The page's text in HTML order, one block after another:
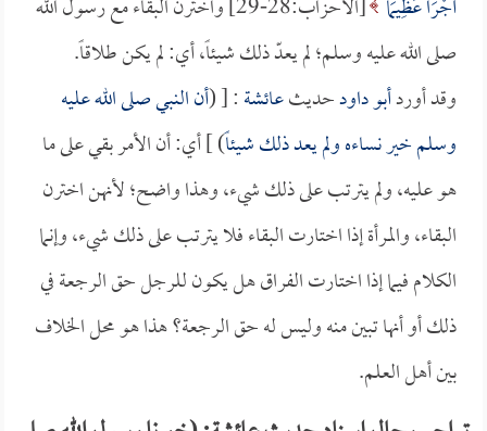
أَجْرَاً عَظِيمَاً
[الأحزاب:28-29] واخترن البقاء مع رسول الله
صلى الله عليه وسلم؛ لم يعدّ ذلك شيئاً، أي: لم يكن طلاقاً.
وقد أوردأبو داودحديثعائشة: [ (أن النبي صلى الله عليه
وسلم خير نساءه ولم يعد ذلك شيئاً) ] أي: أن الأمر بقي على ما
هو عليه، ولم يترتب على ذلك شيء، وهذا واضح؛ لأنهن اخترن
البقاء، والمرأة إذا اختارت البقاء فلا يترتب على ذلك شيء، وإنما
الكلام فيما إذا اختارت الفراق هل يكون للرجل حق الرجعة في
ذلك أو أنها تبين منه وليس له حق الرجعة؟ هذا هو محل الخلاف
بين أهل العلم.